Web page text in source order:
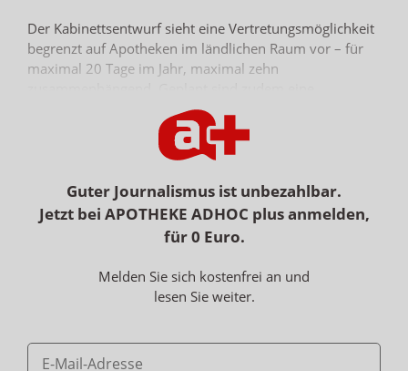
Der Kabinettsentwurf sieht eine Vertretungsmöglichkeit
begrenzt auf Apotheken im ländlichen Raum vor – für
maximal 20 Tage im Jahr, maximal zehn
Erprobungsphase und eine Genehmigung, die jetzt im
neuen § 29 Apothekengesetz (ApoG) verankert werden
sollen. Im ApoVWG ist derzeit von der praktischen
Apothekenleiters durch PTA zum Zweck einer
vorübergehenden Aufrechterhaltung des Betriebs von
Apotheken zur Sicherstellung der
Arzneimittelversorgung in ländlichen Regionen die
Im Änderungsantrag wird zwar an der Vertretung im
folgt geändert werden: „Zur praktischen Erprobung
einer vorübergehenden Aufrechterhaltung des Betriebs
Guter Journalismus ist unbezahlbar.
Jetzt bei APOTHEKE ADHOC plus anmelden,
für 0 Euro.
Melden Sie sich kostenfrei an und
lesen Sie weiter.